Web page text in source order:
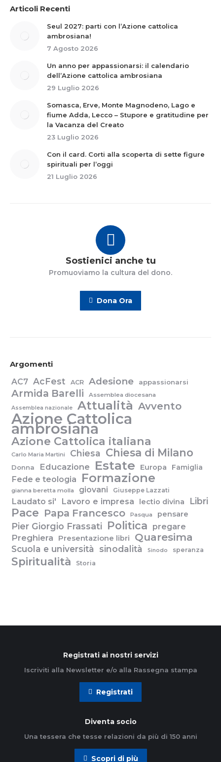
Articoli Recenti
Seul 2027: parti con l’Azione cattolica
ambrosiana!
7 Agosto 2026
Un anno per appassionarsi: il calendario
dell’Azione cattolica ambrosiana
29 Luglio 2026
Somasca, Erve, Monte Magnodeno, Lago e
fiume Adda, Lecco – Stupore e gratitudine per
la Vacanza del Creato
23 Luglio 2026
Con il card. Corti alla scoperta di sette figure
spirituali per l’oggi
21 Luglio 2026
Sostienici anche tu
Promuoviamo la cultura del dono.
Dona Ora
Argomenti
AC7 AcFest ACR Adesione appassionarsi
Armida Barelli Assemblea diocesana
Assemblea nazionale Attualità Avvento
Azione Cattolica
ambrosiana
Azione Cattolica italiana
Carlo Maria Martini Chiesa Chiesa di Milano
Donna Educazione Estate Europa Famiglia
Fede e teologia Formazione
gianna beretta molla giovani Giuseppe Lazzati
Laudato si' Lavoro e impresa lectio divina Libri
Pace Papa Francesco Pasqua pensare
Pier Giorgio Frassati Politica pregare
Preghiera
Presentazione libri Quaresima
Scuola e università sinodalità Sinodo speranza
Spiritualità Storia
Registrati ai nostri servizi
Iscriviti alla Newsletter e/o alla Rassegna stampa
Registrati
Diventa socio
Una tessera che tesse relazioni da più di 150 anni
Scopri di più